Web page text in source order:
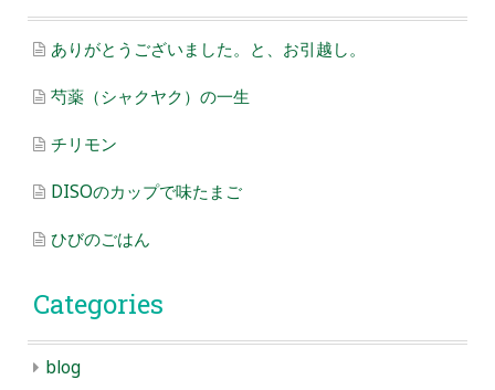
ありがとうございました。と、お引越し。
芍薬（シャクヤク）の一生
チリモン
DISOのカップで味たまご
ひびのごはん
Categories
blog